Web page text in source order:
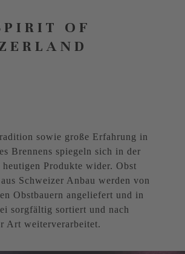
OF
sowie große Erfahrung in
Brennens spiegeln sich in der
Produkte wider. Obst
Schweizer Anbau werden von
Obstbauern angeliefert und in
sorgfältig sortiert und nach
Art weiterverarbeitet.